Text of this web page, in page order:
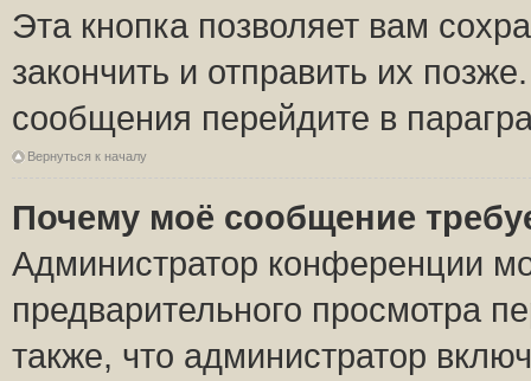
Эта кнопка позволяет вам
закончить и отправить их
сообщения перейдите в
Вернуться к началу
Почему моё сообщение
Администратор конференции
предварительного просмотра
также, что администратор